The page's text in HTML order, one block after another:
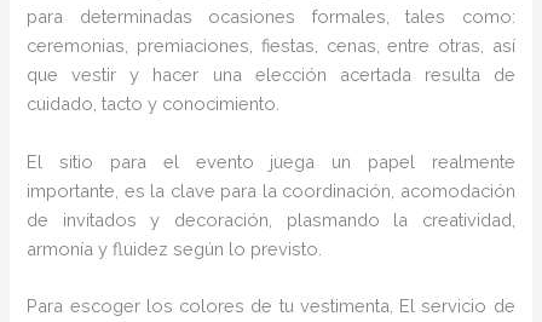
para determinadas ocasiones formales, tales como:
ceremonias, premiaciones, fiestas, cenas, entre otras, así
que vestir y hacer una elección acertada resulta de
cuidado, tacto y conocimiento.
El sitio para el evento juega un papel realmente
importante, es la clave para la coordinación, acomodación
de invitados y decoración, plasmando la creatividad,
armonía y fluidez según lo previsto.
Para escoger los colores de tu vestimenta, El servicio de